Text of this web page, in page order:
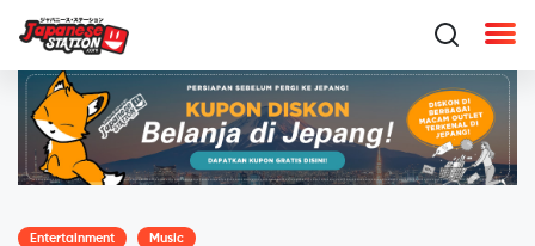
Entertainment Music